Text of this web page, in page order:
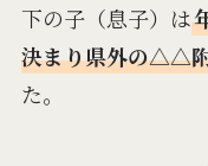
下の子（息子）は
決まり県外の△△
た。